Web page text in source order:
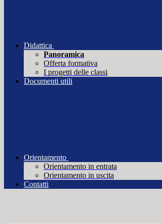
Didattica
Panoramica
Offerta formativa
I progetti delle classi
Documenti utili
Orientamento
Orientamento in entrata
Orientamento in uscita
Contatti